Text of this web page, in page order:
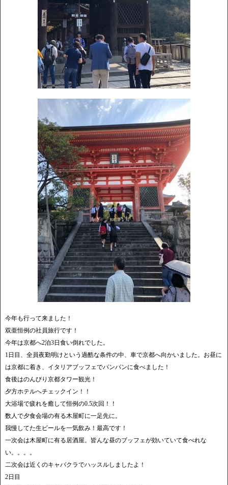
今年も行って来ました！
双亜恒例の社員旅行です！
今年は京都へ2泊3日食い倒れでした。
1日目、全員夜勤明けという過酷な条件の中、車で京都へ向かいました。お昼に
は京都に着き、イタリアブッフェでパンパンに食べました！
食後はのんびり京都タワー観光！
夕方ホテルへチェックイン！！
大浴場で疲れを癒して恒例の0.5次回！！
数人で夕食会場の有る木屋町に一足先に。
我慢してた生ビールを一気飲み！最高です！
一次会は木屋町に有る居酒屋。皆んな昼のブッフェが効いていて食べれな
い。。。。
二次会は近くのキャバクラでハッスルしましたよ！
2日目